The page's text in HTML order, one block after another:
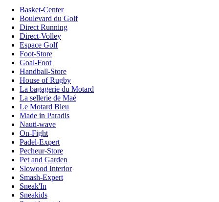
Basket-Center
Boulevard du Golf
Direct Running
Direct-Volley
Espace Golf
Foot-Store
Goal-Foot
Handball-Store
House of Rugby
La bagagerie du Motard
La sellerie de Maé
Le Motard Bleu
Made in Paradis
Nauti-wave
On-Fight
Padel-Expert
Pecheur-Store
Pet and Garden
Slowood Interior
Smash-Expert
Sneak'In
Sneakids